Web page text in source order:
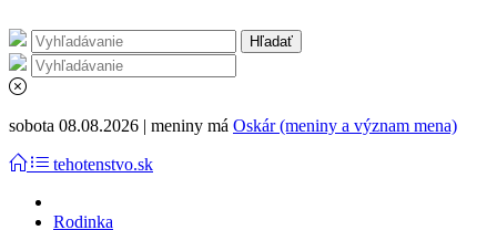
sobota 08.08.2026 | meniny má Oskár (meniny a význam mena)
tehotenstvo.sk
Rodinka